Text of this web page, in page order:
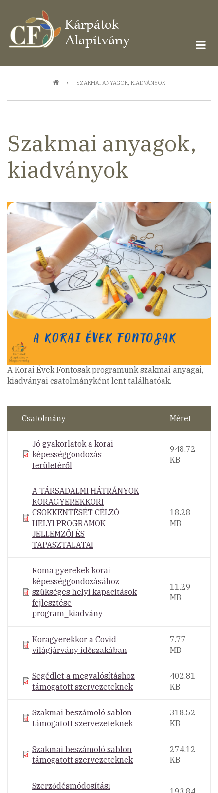
tartalomra
Morzsa SZAKMAI ANYAGOK, KIADVÁNYOK
Szakmai anyagok,
kiadványok
A Korai Évek Fontosak programunk szakmai anyagai,
kiadványai csatolmányként lent találhatóak.
Csatolmány Méret
Jó gyakorlatok a korai
képességgondozás
területéről
948.72
KB
A TÁRSADALMI HÁTRÁNYOK
KORAGYEREKKORI
CSÖKKENTÉSÉT CÉLZÓ
HELYI PROGRAMOK
JELLEMZŐI ÉS
TAPASZTALATAI
18.28
MB
Roma gyerekek korai
képességgondozásához
szükséges helyi kapacitások
fejlesztése
program_kiadvány
11.29
MB
Koragyerekkor a Covid
világjárvány időszakában
7.77
MB
Segédlet a megvalósításhoz
támogatott szervezeteknek
402.81
KB
Szakmai beszámoló sablon
támogatott szervezeteknek
318.52
KB
Szakmai beszámoló sablon
támogatott szervezeteknek
274.12
KB
Szerződésmódosítási
193.84